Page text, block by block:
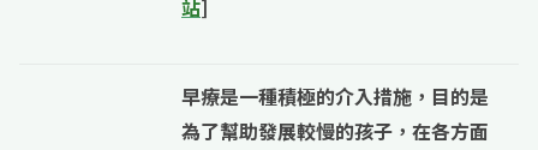
站]
早療是一種積極的介入措施，目的是
為了幫助發展較慢的孩子，在各方面